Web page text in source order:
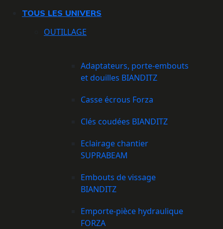
TOUS LES UNIVERS
OUTILLAGE
Adaptateurs, porte-embouts
et douilles BIANDITZ
Casse écrous Forza
Clés coudées BIANDITZ
Eclairage chantier
SUPRABEAM
Embouts de vissage
BIANDITZ
Emporte-pièce hydraulique
FORZA